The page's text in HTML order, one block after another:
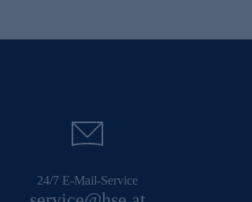
24/7 E-Mail-Service